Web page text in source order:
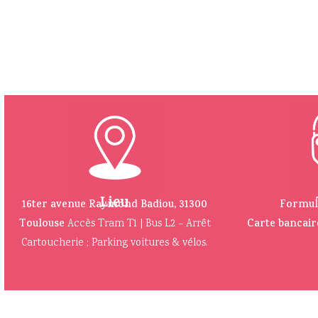
Lieu
16ter avenue Raymond Badiou, 31300
Toulouse Accès Tram T1 | Bus L2 – Arrêt
Cartoucherie ; Parking voitures & vélos.
Carte